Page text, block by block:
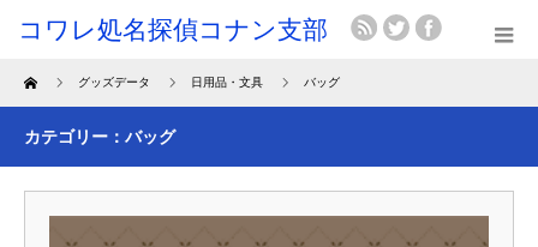
Home グッズデータ 日用品・文具 バッグ
カテゴリー：バッグ